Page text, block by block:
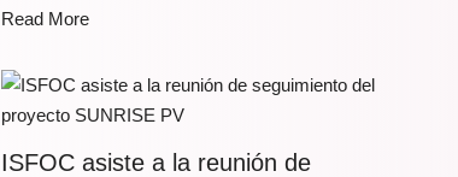
Read More
ISFOC asiste a la reunión de